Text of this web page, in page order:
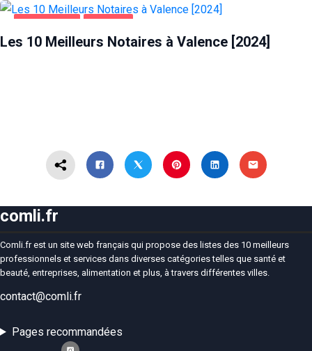
Les 10 Meilleurs Notaires à Valence [2024]
comli.fr
Comli.fr est un site web français qui propose des listes des 10 meilleurs
professionnels et services dans diverses catégories telles que santé et
beauté, entreprises, alimentation et plus, à travers différentes villes.
contact@comli.fr
Pages recommandées